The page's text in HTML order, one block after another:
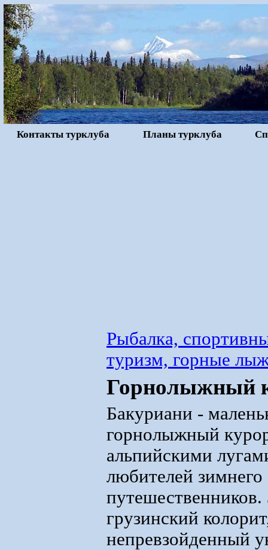
Контакты турклуба Планы турклуба
Рыбалка,
туризм, горные
Горнолыжный
Бакуриани -
горнолыжный
альпийскими
любителей зимнего
путешественников.
грузинский
непревзойденный